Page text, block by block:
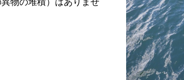
物の堆積）はありませ